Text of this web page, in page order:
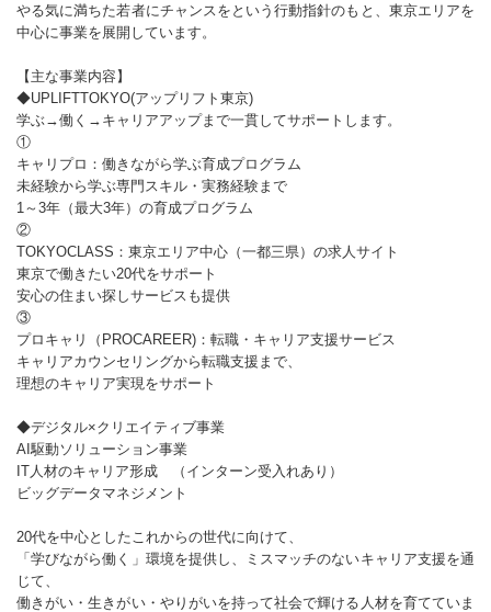
やる気に満ちた若者にチャンスをという行動指針のもと、東京エリアを
中心に事業を展開しています。
【主な事業内容】
◆UPLIFTTOKYO(アップリフト東京)
学ぶ→働く→キャリアアップまで一貫してサポートします。
①
キャリプロ：働きながら学ぶ育成プログラム
未経験から学ぶ専門スキル・実務経験まで
1～3年（最大3年）の育成プログラム
②
TOKYOCLASS：東京エリア中心（一都三県）の求人サイト
東京で働きたい20代をサポート
安心の住まい探しサービスも提供
③
プロキャリ（PROCAREER)：転職・キャリア支援サービス
キャリアカウンセリングから転職支援まで、
理想のキャリア実現をサポート
◆デジタル×クリエイティブ事業
AI駆動ソリューション事業
IT人材のキャリア形成 （インターン受入れあり）
ビッグデータマネジメント
20代を中心としたこれからの世代に向けて、
「学びながら働く」環境を提供し、ミスマッチのないキャリア支援を通
じて、
働きがい・生きがい・やりがいを持って社会で輝ける人材を育てていま